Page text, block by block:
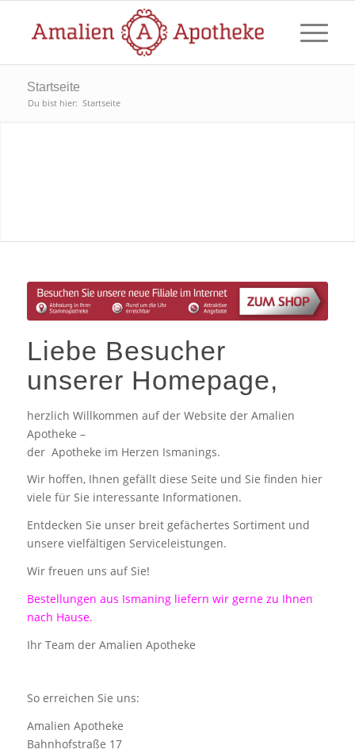
Startseite
Du bist hier: Startseite
Liebe Besucher
unserer Homepage,
herzlich Willkommen auf der Website der Amalien
Apotheke –
der Apotheke im Herzen Ismanings.
Wir hoffen, Ihnen gefällt diese Seite und Sie finden hier
viele für Sie interessante Informationen.
Entdecken Sie unser breit gefächertes Sortiment und
unsere vielfältigen Serviceleistungen.
Wir freuen uns auf Sie!
Bestellungen aus Ismaning liefern wir gerne zu Ihnen
nach Hause.
Ihr Team der Amalien Apotheke
So erreichen Sie uns:
Amalien Apotheke
Bahnhofstraße 17